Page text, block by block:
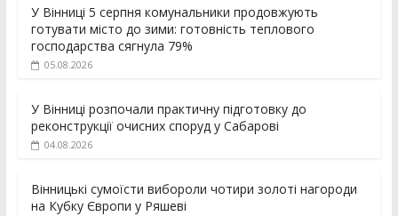
У Вінниці 5 серпня комунальники продовжують
готувати місто до зими: готовність теплового
господарства сягнула 79%
05.08.2026
У Вінниці розпочали практичну підготовку до
реконструкції очисних споруд у Сабарові
04.08.2026
Вінницькі сумоїсти вибороли чотири золоті нагороди
на Кубку Європи у Ряшеві